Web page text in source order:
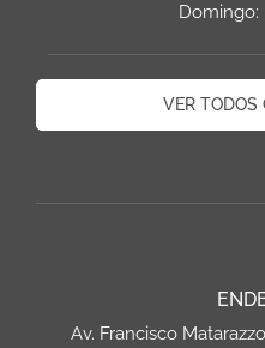
Domingo:
VER TODOS
Av. Francisco